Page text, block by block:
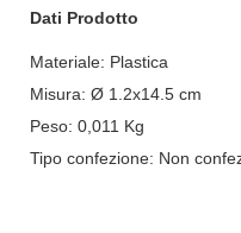
Dati Prodotto
Materiale: Plastica
Misura: Ø 1.2x14.5 cm
Peso: 0,011 Kg
Tipo confezione: Non